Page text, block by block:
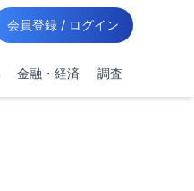
会員登録 / ログイン
金融・経済 調査